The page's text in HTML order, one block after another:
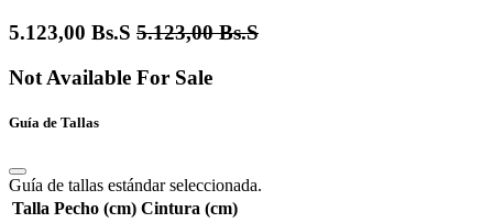
5.123,00 Bs.S 5.123,00Bs.S
Not Available For Sale
Guía de Tallas
Guía de tallas estándar seleccionada.
Talla Pecho (cm) Cintura (cm)